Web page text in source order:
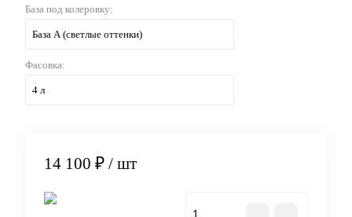
База под колеровку:
База А (светлые оттенки)
Фасовка:
4 л
14 100 ₽ / шт